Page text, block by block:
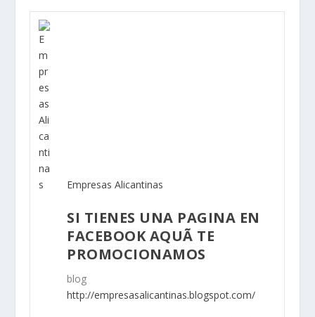
Empresas Alicantinas
SI TIENES UNA PAGINA EN
FACEBOOK AQUÃ­ TE
PROMOCIONAMOS
blog
http://empresasalicantinas.blogspot.com/